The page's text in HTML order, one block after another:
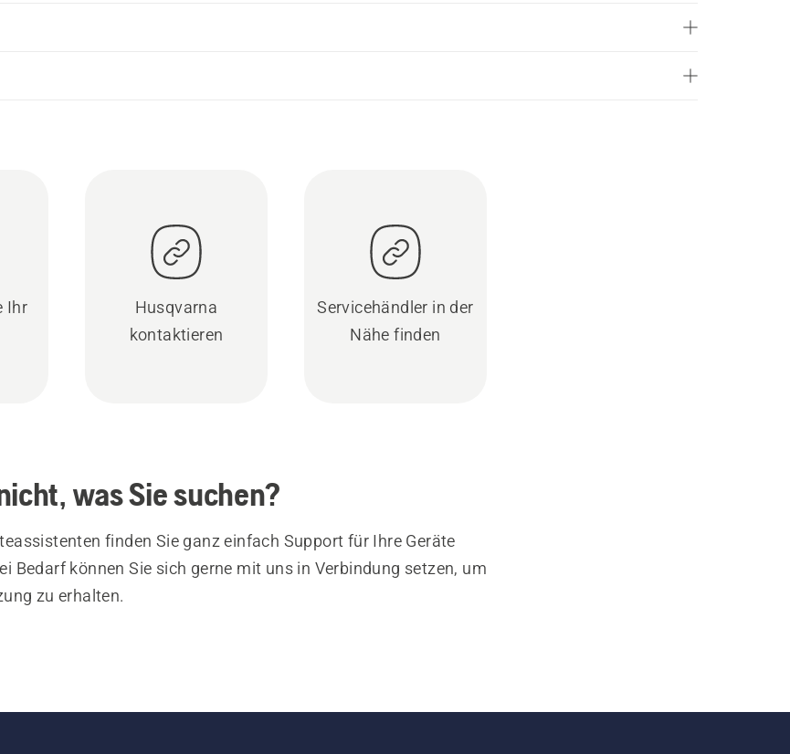
Ihr
Husqvarna
kontaktieren
Servicehändler in der
Nähe finden
was Sie suchen?
finden Sie ganz einfach Support für Ihre Geräte
Bedarf können Sie sich gerne mit uns in Verbindung setzen, um
zu erhalten.